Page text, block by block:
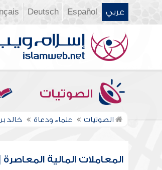
عربي Español
Deutsch
الصوتيات
الصوتيات علماء ودعاة خالد
المعاملات المالية المعاصرة